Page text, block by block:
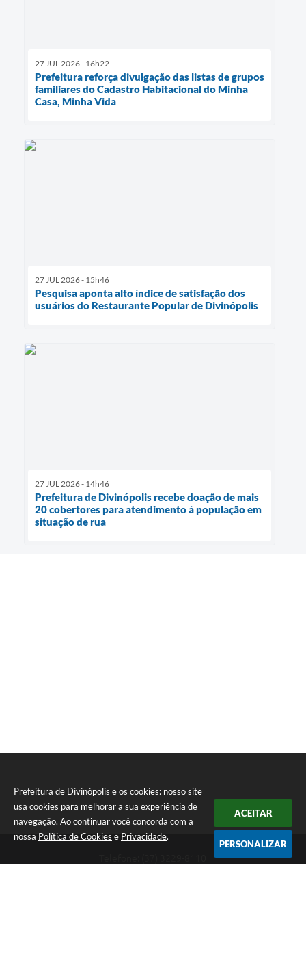
Prefeitura de Divinópolis e os cookies: nosso site
usa cookies para melhorar a sua experiência de
navegação. Ao continuar você concorda com a
nossa Política de Cookies e Privacidade.
ACEITAR
PERSONALIZAR
27 JUL 2026 - 16h22
Prefeitura reforça divulgação das listas de grupos
familiares do Cadastro Habitacional do Minha
Casa, Minha Vida
27 JUL 2026 - 15h46
Pesquisa aponta alto índice de satisfação dos
usuários do Restaurante Popular de Divinópolis
27 JUL 2026 - 14h46
Prefeitura de Divinópolis recebe doação de mais
20 cobertores para atendimento à população em
situação de rua